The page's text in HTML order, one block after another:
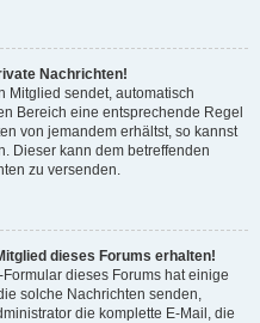
Nachrichten!
Mitglied sendet, automatisch
Bereich eine entsprechende Regel
von jemandem erhältst, so kannst
Dieser kann dem betreffenden
zu versenden.
dieses Forums erhalten!
dieses Forums hat einige
solche Nachrichten senden,
die komplette E-Mail, die